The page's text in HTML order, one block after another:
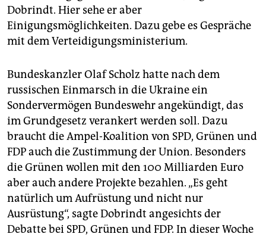
Dobrindt. Hier sehe er aber
Einigungsmöglichkeiten. Dazu gebe es Gespräche
mit dem Verteidigungsministerium.
Bundeskanzler Olaf Scholz hatte nach dem
russischen Einmarsch in die Ukraine ein
Sondervermögen Bundeswehr angekündigt, das
im Grundgesetz verankert werden soll. Dazu
braucht die Ampel-Koalition von SPD, Grünen und
FDP auch die Zustimmung der Union. Besonders
die Grünen wollen mit den 100 Milliarden Euro
aber auch andere Projekte bezahlen. „Es geht
natürlich um Aufrüstung und nicht nur
Ausrüstung“, sagte Dobrindt angesichts der
Debatte bei SPD, Grünen und FDP. In dieser Woche